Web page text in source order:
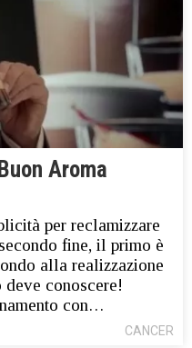
Aroma
per reclamizzare
fine, il primo è
alla realizzazione
deve conoscere!
con…
CANCER